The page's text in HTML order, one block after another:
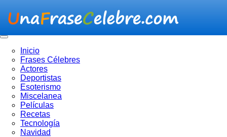
Inicio
Frases Célebres
Actores
Deportistas
Esoterismo
Miscelanea
Películas
Recetas
Tecnología
Navidad